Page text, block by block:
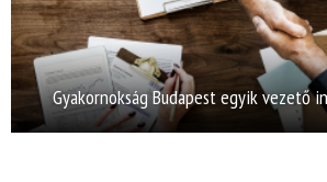
Gyakornokság Budapest egyik vezető